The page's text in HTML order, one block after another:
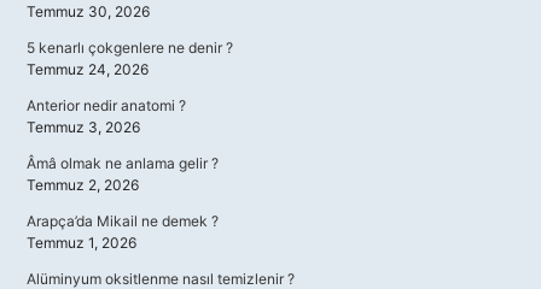
Temmuz 30, 2026
5 kenarlı çokgenlere ne denir ?
Temmuz 24, 2026
Anterior nedir anatomi ?
Temmuz 3, 2026
Âmâ olmak ne anlama gelir ?
Temmuz 2, 2026
Arapça’da Mikail ne demek ?
Temmuz 1, 2026
Alüminyum oksitlenme nasıl temizlenir ?